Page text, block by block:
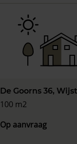
De Goorns 36,
100 m2
Op aanvraag